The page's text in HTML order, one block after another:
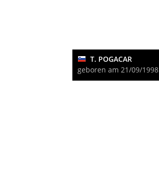
T. POGACAR
geboren am 21/09/1998